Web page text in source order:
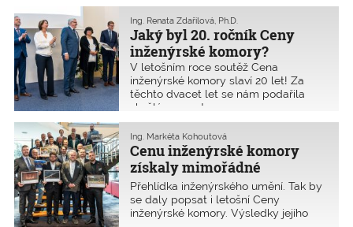
digitalizace, ale i funkčnosti dalších
předpisů spojených s návrhem
staveb. Z pozice projektanta sem patří
struktura dokumentace a vymezení
základních požadavků na stavby.
Zejména pro pozemní stavby je nová
struktura projektové dokumentace
složitá a s řadou nedostatků. V tomto
konstrukcí staveb.
Jaký byl 20. ročník Ceny
inženýrské komory?
Ing. Renata Zdařilová, Ph.D.
V letošním roce soutěž Cena
inženýrské komory slaví 20 let! Za
těchto dvacet let se nám podařila
skvělá prezentace a propagace
náročné práce našich členů –
autorizovaných osob České komory
autorizovaných inženýrů a techniků
činných ve výstavbě.
Cenu inženýrské komory
získaly mimořádné
rekonstrukce, racionální
lávky a opravdu dostupné
bydlení
Ing. Markéta Kohoutová
Přehlídka inženýrského umění. Tak by
se daly popsat i letošní Ceny
inženýrské komory. Výsledky jejího